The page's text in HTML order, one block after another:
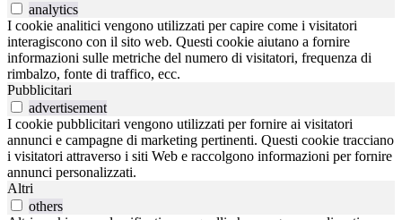
analytics
I cookie analitici vengono utilizzati per capire come i visitatori
interagiscono con il sito web. Questi cookie aiutano a fornire
informazioni sulle metriche del numero di visitatori, frequenza di
rimbalzo, fonte di traffico, ecc.
Pubblicitari
advertisement
I cookie pubblicitari vengono utilizzati per fornire ai visitatori
annunci e campagne di marketing pertinenti. Questi cookie tracciano
i visitatori attraverso i siti Web e raccolgono informazioni per fornire
annunci personalizzati.
Altri
others